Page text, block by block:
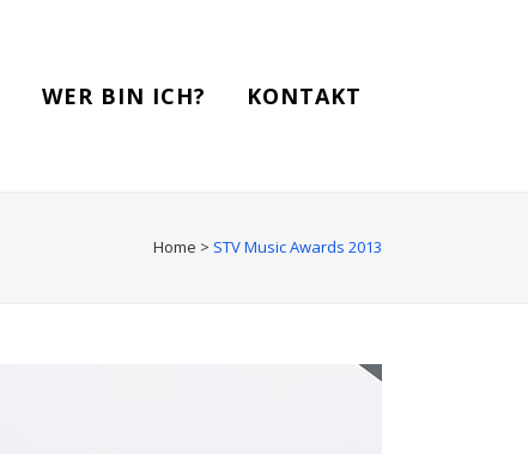
WER BIN ICH? KONTAKT
Home > STV Music Awards 2013